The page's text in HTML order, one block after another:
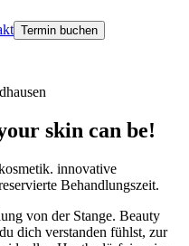
Termin buchen
skin can be!
innovative
Behandlungszeit.
von der Stange. Beauty
dich verstanden fühlst, zur